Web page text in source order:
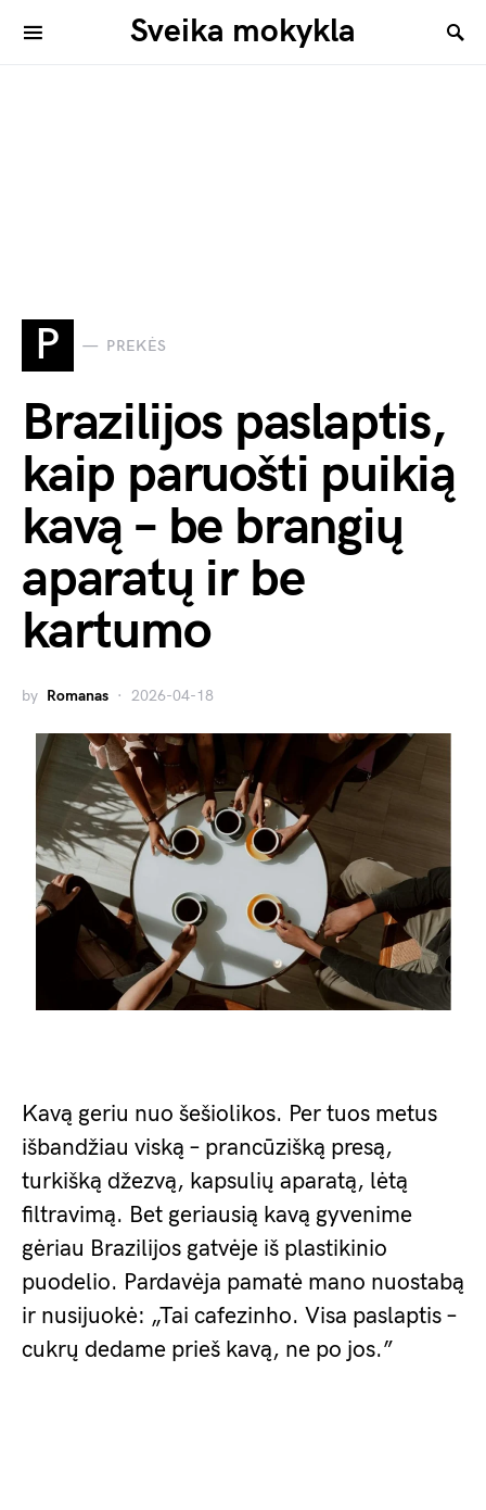
Sveika mokykla
P PREKĖS
Brazilijos paslaptis,
kaip paruošti puikią
kavą – be brangių
aparatų ir be
kartumo
by Romanas 2026-04-18
Kavą geriu nuo šešiolikos. Per tuos metus
išbandžiau viską – prancūzišką presą,
turkišką džezvą, kapsulių aparatą, lėtą
filtravimą. Bet geriausią kavą gyvenime
gėriau Brazilijos gatvėje iš plastikinio
puodelio. Pardavėja pamatė mano nuostabą
ir nusijuokė: „Tai cafezinho. Visa paslaptis –
cukrų dedame prieš kavą, ne po jos.”